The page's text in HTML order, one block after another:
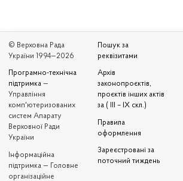
© Верховна Рада
України 1994—2026
Програмно-технічна
підтримка —
Управління
комп'ютеризованих
систем Апарату
Верховної Ради
України
Iнформаційна
підтримка — Головне
організаційне
Пошук за
реквізитами
Архів
законопроєктів,
проєктів інших актів
за ( III – IX скл.)
Правила
оформлення
Зареєстровані за
поточний тиждень